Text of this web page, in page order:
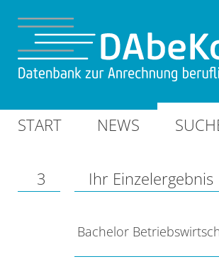
START NEWS
3 Ihr Einzelergebnis
Bachelor